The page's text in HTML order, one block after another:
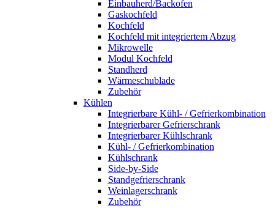
Einbauherd/Backofen
Gaskochfeld
Kochfeld
Kochfeld mit integriertem Abzug
Mikrowelle
Modul Kochfeld
Standherd
Wärmeschublade
Zubehör
Kühlen
Integrierbare Kühl- / Gefrierkombination
Integrierbarer Gefrierschrank
Integrierbarer Kühlschrank
Kühl- / Gefrierkombination
Kühlschrank
Side-by-Side
Standgefrierschrank
Weinlagerschrank
Zubehör